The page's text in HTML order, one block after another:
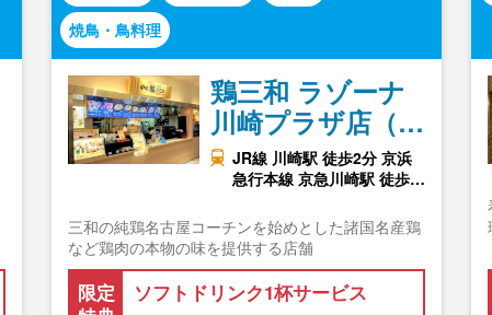
焼鳥・鳥料理
鶏三和 ラゾーナ
川崎プラザ店（…
JR線 川崎駅 徒歩2分 京浜
急行本線 京急川崎駅 徒歩…
三和の純鶏名古屋コーチンを始めとした諸国名産鶏
など鶏肉の本物の味を提供する店舗
限定
ソフトドリンク1杯サービス